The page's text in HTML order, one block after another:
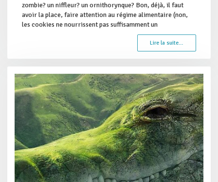
zombie? un niffleur? un ornithorynque? Bon, déjà, il faut
avoir la place, faire attention au régime alimentaire (non,
les cookies ne nourrissent pas suffisamment un
Lire la suite…